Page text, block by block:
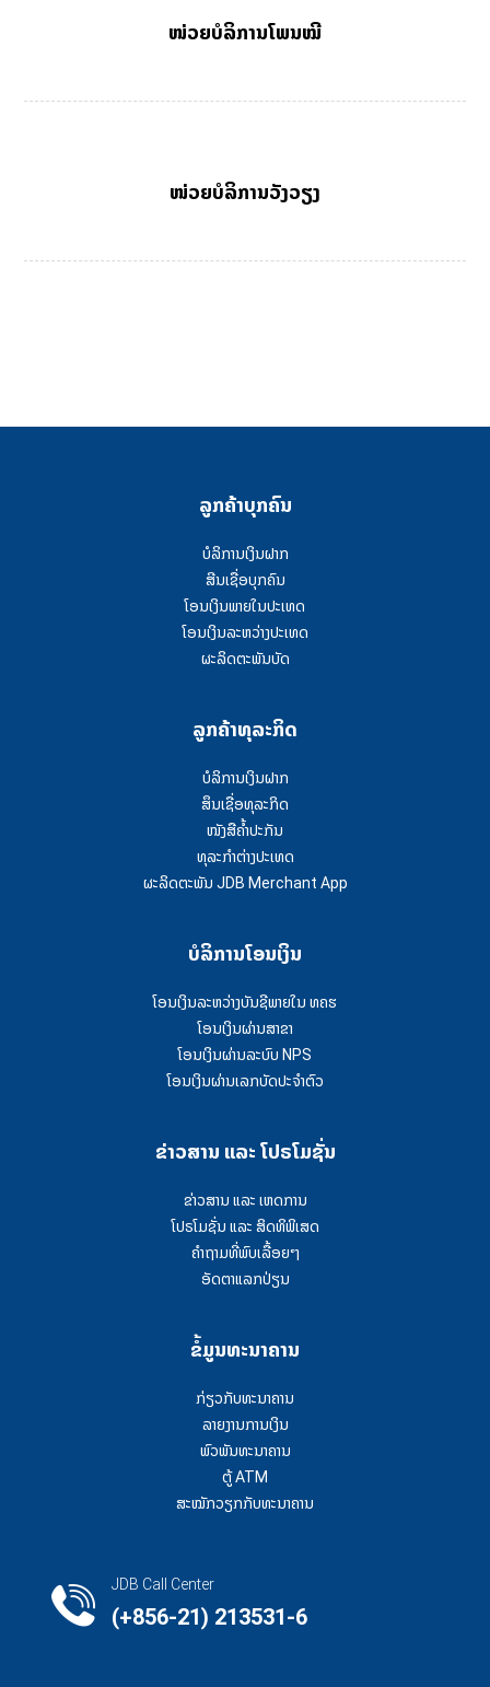
ໜ່ວຍບໍລິການໂພນໝີ
ໜ່ວຍບໍລິການວັງວຽງ
ລູກຄ້າບຸກຄົນ
ບໍລິການເງິນຝາກ
ສີນເຊື່ອບຸກຄົນ
ໂອນເງິນພາຍໃນປະເທດ
ໂອນເງິນລະຫວ່າງປະເທດ
ຜະລິດຕະພັນບັດ
ລູກຄ້າທຸລະກິດ
ບໍລິການເງິນຝາກ
ສຶນເຊື່ອທຸລະກິດ
ໜັງສືຄໍ້າປະກັນ
ທຸລະກຳຕ່າງປະເທດ
ຜະລິດຕະພັນ JDB Merchant App
ບໍລິການໂອນເງິນ
ໂອນເງິນລະຫວ່າງບັນຊີພາຍໃນ ທຄຮ
ໂອນເງິນຜ່ານສາຂາ
ໂອນເງິນຜ່ານລະບົບ NPS
ໂອນເງິນຜ່ານເລກບັດປະຈຳຕົວ
ຂ່າວສານ ແລະ ໂປຣໂມຊັ່ນ
ຂ່າວສານ ແລະ ເຫດການ
ໂປຣໂມຊັ່ນ ແລະ ສິດທິພິເສດ
ຄໍາຖາມທີ່ພົບເລື້ອຍໆ
ອັດຕາແລກປ່ຽນ
ຂໍ້ມູນທະນາຄານ
ກ່ຽວກັບທະນາຄານ
ລາຍງານການເງິນ
ພົວພັນທະນາຄານ
ຕູ້ ATM
ສະໝັກວຽກກັບທະນາຄານ
JDB Call Center
(+856-21) 213531-6